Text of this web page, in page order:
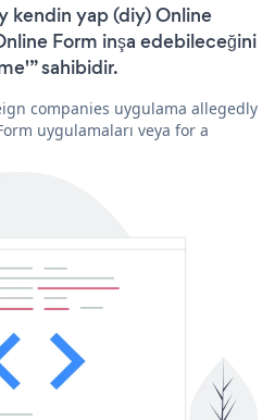
kendin yap (diy) Online
Form inşa edebileceğini
sahibidir.
companies uygulama allegedly
uygulamaları veya for a